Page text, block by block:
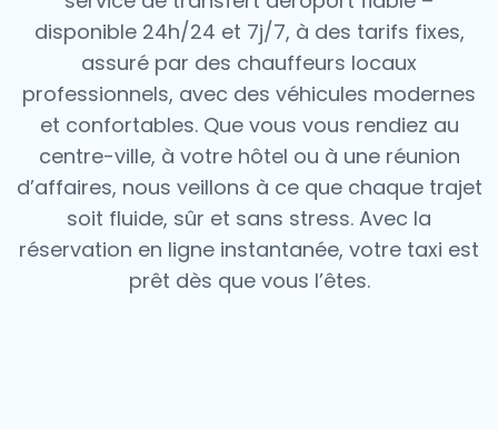
disponible 24h/24 et 7j/7, à des tarifs fixes,
assuré par des chauffeurs locaux
professionnels, avec des véhicules modernes
et confortables. Que vous vous rendiez au
centre-ville, à votre hôtel ou à une réunion
d’affaires, nous veillons à ce que chaque trajet
soit fluide, sûr et sans stress. Avec la
réservation en ligne instantanée, votre taxi est
prêt dès que vous l’êtes.